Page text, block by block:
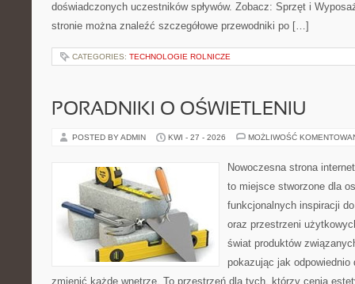
doświadczonych uczestników spływów. Zobacz: Sprzęt i
stronie można znaleźć szczegółowe przewodniki po […]
CATEGORIES: TECHNOLOGIE ROLNICZE
PORADNIKI O OŚWIETLENIU
POSTED BY ADMIN KWI - 27 - 2026 MOŻLIWOŚĆ
Nowoczesna strona
to miejsce stworzone dla
funkcjonalnych inspiracji
oraz przestrzeni
świat produktów
pokazując jak odpowiednio
zmienić każde wnętrze. To przestrzeń dla tych, którzy cenią